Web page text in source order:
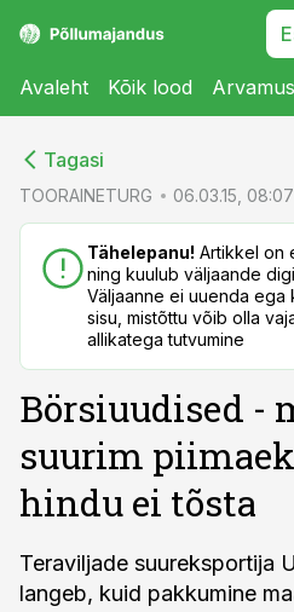
Avaleht Kõik lood
Tagasi
TOORAINETURG 06.03.15, 08:07
Tähelepanu! Artikkel on
ning kuulub väljaande
Väljaanne ei uuenda ega
sisu, mistõttu võib olla
allikatega tutvumine
Börsiuudised -
suurim
hindu ei tõsta
Teraviljade suureksportija
langeb, kuid pakkumine